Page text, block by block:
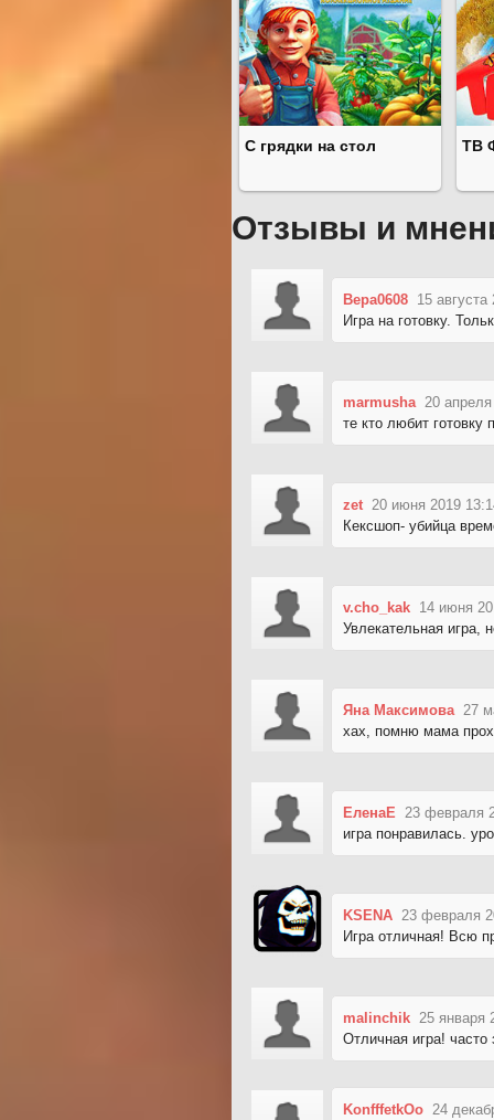
С грядки на стол ТВ
Отзывы и
Вера0608 15
Игра на готовку.
marmusha 20
те кто любит готовку
zet 20 июня 2019
Кексшоп- убийца
v.cho_kak 14 июня
Увлекательная игра,
Яна Максимова 27
хах, помню мама
ЕленаЕ
23 февраля
игра понравилась.
KSENA 23 февраля
Игра отличная! Всю
malinchik 25 января
Отличная игра!
KonfffetkOo 24